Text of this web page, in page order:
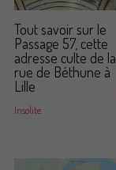
Tout savoir sur le
Passage 57, cette
adresse culte de la
rue de Béthune à
Lille
Insolite